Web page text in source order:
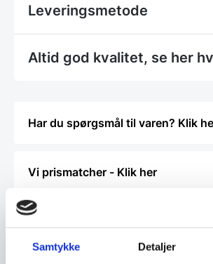
Samtykke Detaljer
Leveringsmetode
Altid god kvalitet, se her
Har du spørgsmål til varen? Klik
Vi prismatcher - Klik her
Relaterede varer